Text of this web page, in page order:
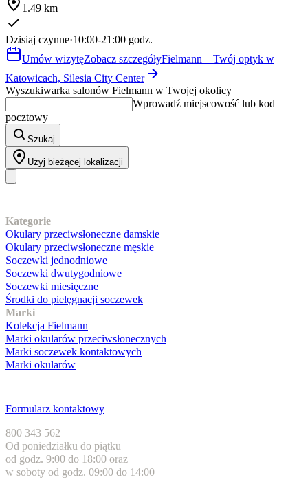
1.49 km
Dzisiaj czynne·10:00-21:00 godz.
Umów wizytęZobacz szczegółyFielmann – Twój optyk w
Katowicach, Silesia City Center
Wyszukiwarka salonów Fielmann w Twojej okolicy
Wprowadź miejscowość lub kod
pocztowy
Szukaj
Użyj bieżącej lokalizacji
Kategorie
Okulary przeciwsłoneczne damskie
Okulary przeciwsłoneczne męskie
Soczewki jednodniowe
Soczewki dwutygodniowe
Soczewki miesięczne
Środki do pielęgnacji soczewek
Marki
Kolekcja Fielmann
Marki okularów przeciwsłonecznych
Marki soczewek kontaktowych
Marki okularów
Formularz kontaktowy
800 343 562
Od poniedziałku do piątku
od godz. 9:00 do 18:00 oraz
w soboty od godz. 09:00 do 14:00